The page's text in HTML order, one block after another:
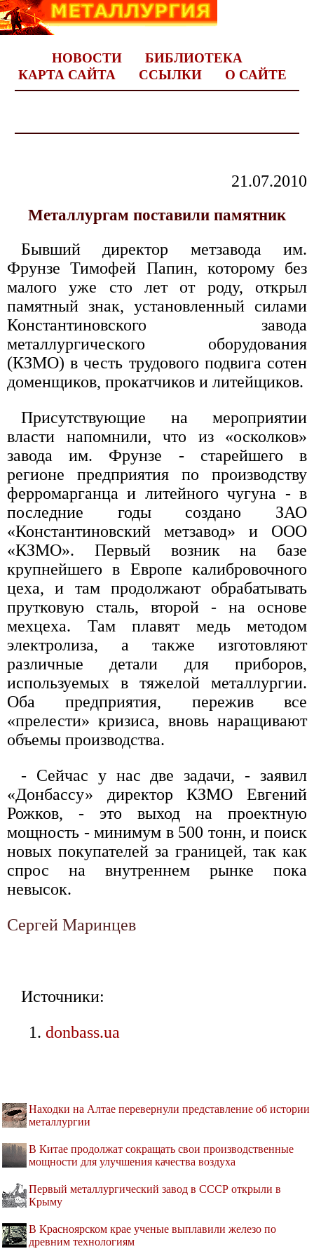
НОВОСТИ
БИБЛИОТЕКА
КАРТА САЙТА
ССЫЛКИ О САЙТЕ
21.07.2010
Металлургам поставили памятник
Бывший директор метзавода им.
Фрунзе Тимофей Папин, которому без
малого уже сто лет от роду, открыл
памятный знак, установленный силами
Константиновского завода
металлургического оборудования
(КЗМО) в честь трудового подвига сотен
доменщиков, прокатчиков и литейщиков.
Присутствующие на мероприятии
власти напомнили, что из «осколков»
завода им. Фрунзе - старейшего в
регионе предприятия по производству
ферромарганца и литейного чугуна - в
последние годы создано ЗАО
«Константиновский метзавод» и ООО
«КЗМО». Первый возник на базе
крупнейшего в Европе калибровочного
цеха, и там продолжают обрабатывать
прутковую сталь, второй - на основе
мехцеха. Там плавят медь методом
электролиза, а также изготовляют
различные детали для приборов,
используемых в тяжелой металлургии.
Оба предприятия, пережив все
«прелести» кризиса, вновь наращивают
объемы производства.
- Сейчас у нас две задачи, - заявил
«Донбассу» директор КЗМО Евгений
Рожков, - это выход на проектную
мощность - минимум в 500 тонн, и поиск
новых покупателей за границей, так как
спрос на внутреннем рынке пока
невысок.
Сергей Маринцев
Источники:
donbass.ua
Находки на Алтае перевернули представление об истории
металлургии
В Китае продолжат сокращать свои производственные
мощности для улучшения качества воздуха
Первый металлургический завод в СССР открыли в
Крыму
В Красноярском крае ученые выплавили железо по
древним технологиям